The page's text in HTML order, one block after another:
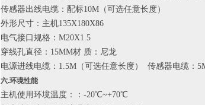
传感器出线电缆：配标10M（可选任意长度）
外形尺寸：主机135X180X86
电气接口规格：M20X1.5
穿线孔直径：15MM材 质：尼龙
电源进线电缆：1.5M（可选任意长度） 传感器电缆：
六.环境性能
主机使用环境温度：：-20℃~+70℃